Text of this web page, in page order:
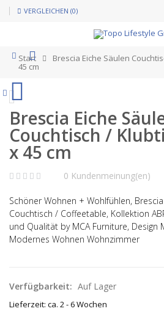
VERGLEICHEN (0)
Start Brescia Eiche Säulen
45 cm
Brescia Eiche
Couchtisch /
x 45 cm
0 Kundenmeinung(en)
Schöner Wohnen + Wohlfühlen,
Couchtisch / Coffeetable, Kollektion
und Qualität by MCA Furniture, Design
Modernes Wohnen Wohnzimmer
Verfügbarkeit: Auf Lager
Lieferzeit: ca. 2 - 6 Wochen